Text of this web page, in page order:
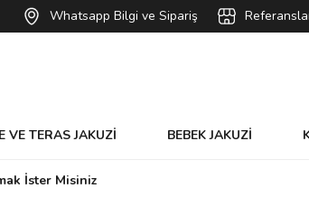
Whatsapp Bilgi ve Sipariş
VE TERAS JAKUZİ BEBEK JAKUZİ
İster Misiniz